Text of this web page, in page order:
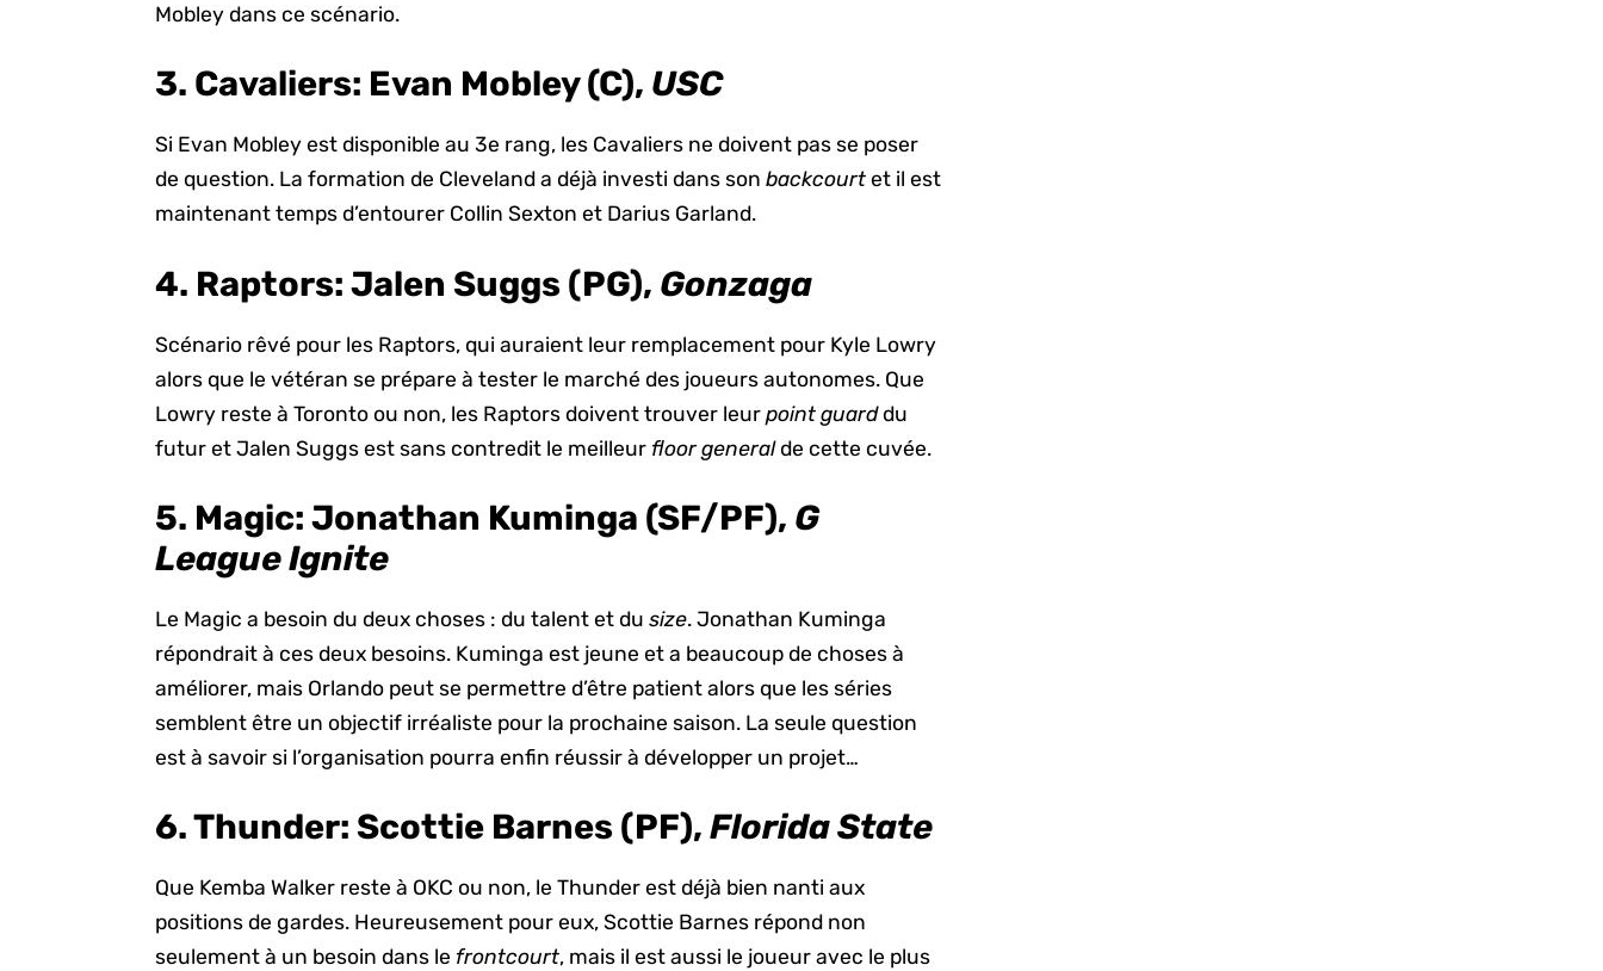
Mobley dans ce scénario.
3. Cavaliers: Evan Mobley (C), USC
Si Evan Mobley est disponible au 3e rang, les Cavaliers ne doivent pas se poser
de question. La formation de Cleveland a déjà investi dans sonbackcourt et il est
maintenant temps d’entourer Collin Sexton et Darius Garland.
4. Raptors:Jalen Suggs (PG), Gonzaga
Scénario rêvé pour les Raptors, qui auraient leur remplacement pour Kyle Lowry
alors que le vétéran se prépare à tester le marché des joueurs autonomes. Que
Lowry reste à Toronto ou non, les Raptors doivent trouver leurpoint guarddu
futur et Jalen Suggs est sans contredit le meilleur floor generalde cette cuvée.
5. Magic:Jonathan Kuminga (SF/PF), G
League Ignite
Le Magic a besoin du deux choses : du talent et dusize. Jonathan Kuminga
répondrait à ces deux besoins. Kuminga est jeune et a beaucoup de choses à
améliorer, mais Orlando peut se permettre d’être patient alors que les séries
semblent être un objectif irréaliste pour la prochaine saison. La seule question
est à savoir si l’organisation pourra enfin réussir à développer un projet…
6. Thunder: Scottie Barnes (PF),Florida State
Que Kemba Walker reste à OKC ou non, le Thunder est déjà bien nanti aux
positions de gardes. Heureusement pour eux, Scottie Barnes répond non
seulement à un besoin dans le frontcourt, mais il est aussi le joueur avec le plus